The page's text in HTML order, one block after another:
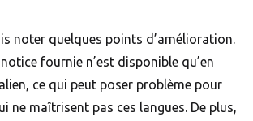
noter quelques points d’amélioration.
fournie n’est disponible qu’en
ce qui peut poser problème pour
ne maîtrisent pas ces langues. De plus,